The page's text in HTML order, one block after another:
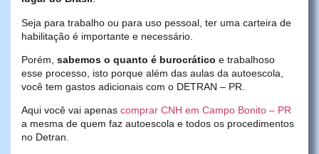
Seja para trabalho ou para uso pessoal, ter uma carteira de
habilitação é importante e necessário.
Porém, sabemos o quanto é burocrático e trabalhoso
esse processo, isto porque além das aulas da autoescola,
você tem gastos adicionais com o DETRAN – PR.
Aqui você vai apenas comprar CNH em Campo Bonito – PR
a mesma de quem faz autoescola e todos os procedimentos
no Detran.